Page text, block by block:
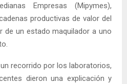
Empresas (Mipymes),
productivas de valor del
de un estado maquilador a uno
recorrido por los laboratorios,
dieron una explicación y